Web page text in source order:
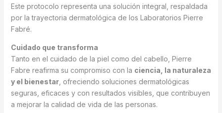
Este protocolo representa una solución integral, respaldada
por la trayectoria dermatológica de los Laboratorios Pierre
Fabré.
Cuidado que transforma
Tanto en el cuidado de la piel como del cabello, Pierre
Fabre reafirma su compromiso con la ciencia, la naturaleza
y el bienestar, ofreciendo soluciones dermatológicas
seguras, eficaces y con resultados visibles, que contribuyen
a mejorar la calidad de vida de las personas.